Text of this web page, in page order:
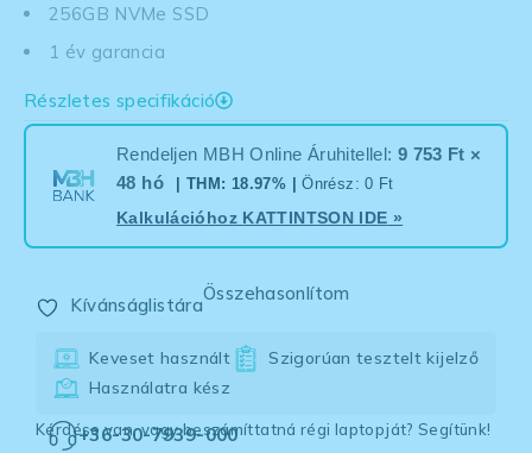
256GB NVMe SSD
1 év garancia
Részletes specifikáció
Rendeljen MBH Online Áruhitellel: 9 753 Ft ×
48 hó
| THM: 18.97% |Önrész: 0 Ft
Kalkulációhoz KATTINTSON IDE »
Kívánságlistára
Összehasonlítom
Keveset használt
Szigorúan tesztelt kijelző
Használatra kész
Kérdése van, vagy beszámíttatná régi laptopját? Segítünk!
+36-30-7939-000